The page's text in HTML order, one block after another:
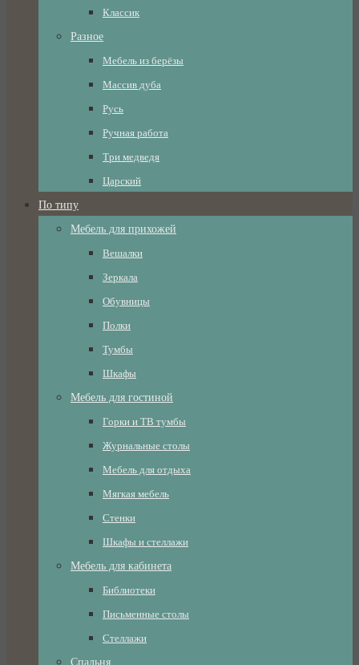
Классик
Разное
Мебель из берёзы
Массив дуба
Русь
Ручная работа
Три медведя
Царский
По типу
Мебель для прихожей
Вешалки
Зеркала
Обувницы
Полки
Тумбы
Шкафы
Мебель для гостиной
Горки и ТВ тумбы
Журнальные столы
Мебель для отдыха
Мягкая мебель
Стенки
Шкафы и стеллажи
Мебель для кабинета
Библиотеки
Письменные столы
Стеллажи
Спальня